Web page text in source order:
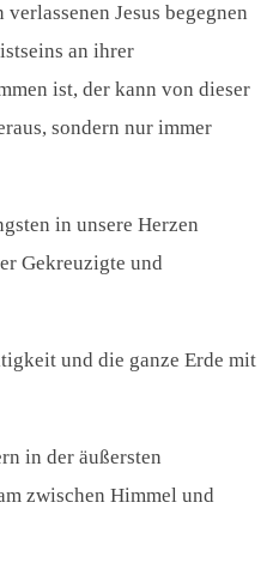
Jesus begegnen
an ihrer
ist, der kann von dieser
sondern nur immer
in unsere Herzen
Gekreuzigte und
und die ganze Erde mit
in der äußersten
zwischen Himmel und